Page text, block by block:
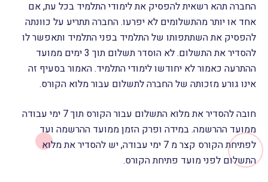
החברה תהא רשאית להפסיק את לימודי התלמיד בכל עת, אם
אחד או יותר מהתשלומים לא יפרעו. החברה תתריע על כוונתה
להפסיק את השתתפותו של התלמיד בפני התלמיד ותאפשר לו
להסדיר את התשלום. לא הוסדר תשלום תוך 3 ימים ממועד
ההתרעה כאמור לא יחודשו לימודי התלמיד. האמור בסעיף זה
אינו גורע מזכותה של החברה לתשלום עבור מלוא הקורס.
חובה להסדיר את מלוא התשלום עבור הקורס תוך 7 ימי עבודה
ממועד ההרשמה. במידה ופרק הזמן ממועד ההרשמה ועד
לפתיחת הקורס קצר מ 7 ימי עבודה, יש להסדיר את מלוא
התשלום לפני מועד פתיחת הקורס.